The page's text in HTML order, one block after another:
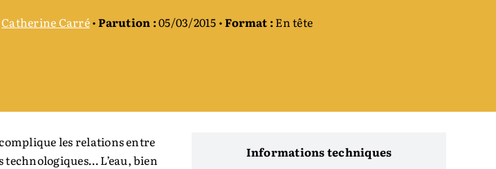
Catherine Carré•Parution :05/03/2015 •Format :En tête
les relations entre
techno­logiques… L’eau, bien
Informations techniques